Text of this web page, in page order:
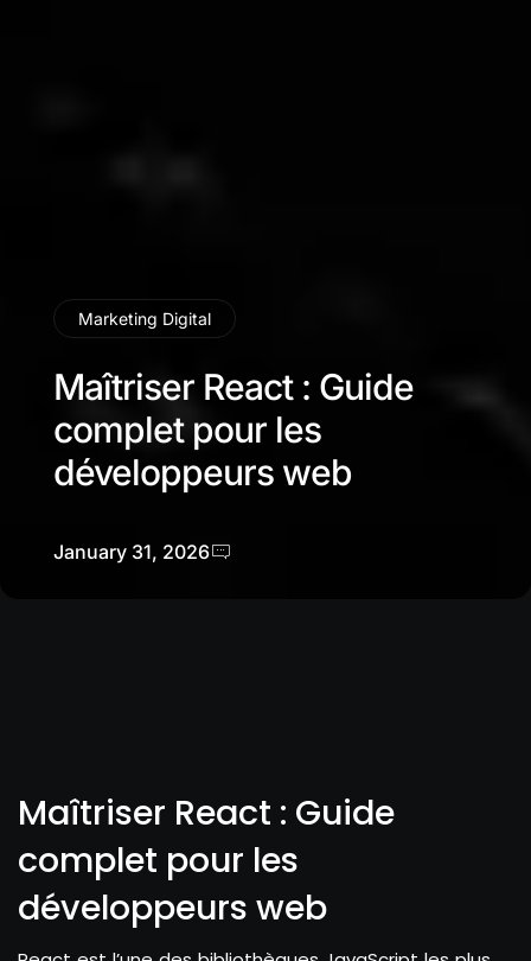
Marketing Digital
Maîtriser React : Guide
complet pour les
développeurs web
January 31, 2026
Maîtriser React : Guide
complet pour les
développeurs web